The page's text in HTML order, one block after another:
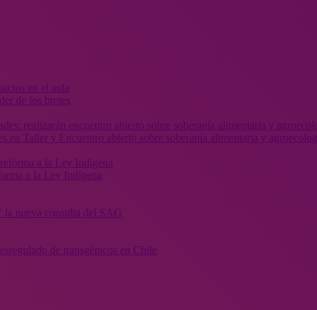
de los brotes
en Taller y Encuentro abierto sobre soberanía alimentaria y
a la Ley Indígena
la nueva consulta del SAG
de transgénicos en Chile